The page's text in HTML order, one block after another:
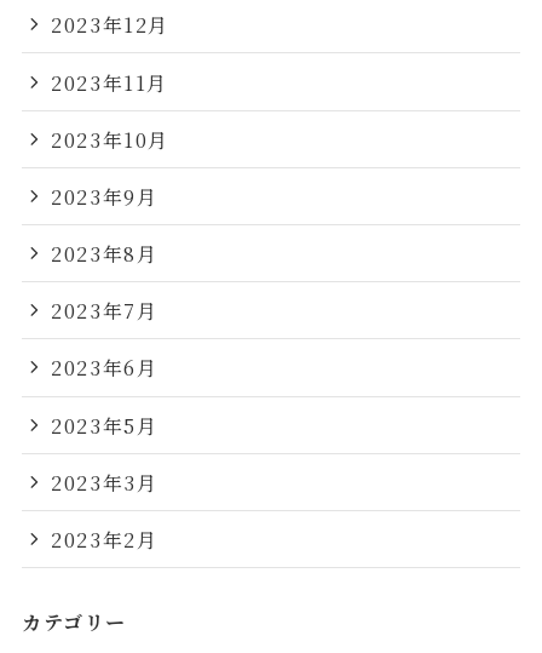
2023年12月
2023年11月
2023年10月
2023年9月
2023年8月
2023年7月
2023年6月
2023年5月
2023年3月
2023年2月
カテゴリー